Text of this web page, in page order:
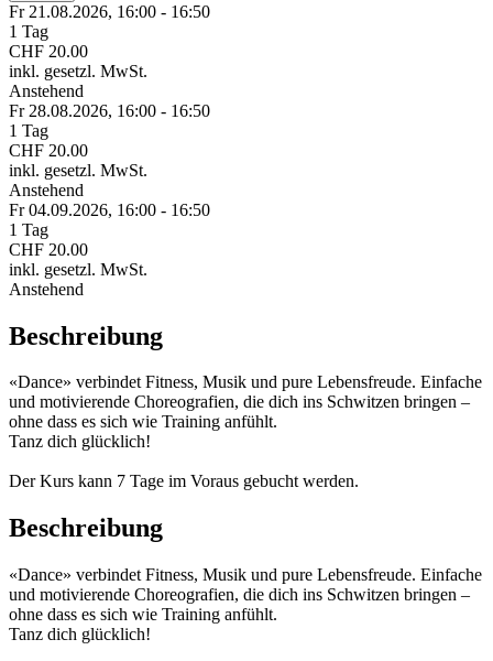
Fr 21.08.2026, 16:00 - 16:50
1 Tag
CHF 20.00
inkl. gesetzl. MwSt.
Anstehend
Fr 28.08.2026, 16:00 - 16:50
1 Tag
CHF 20.00
inkl. gesetzl. MwSt.
Anstehend
Fr 04.09.2026, 16:00 - 16:50
1 Tag
CHF 20.00
inkl. gesetzl. MwSt.
Anstehend
Beschreibung
«Dance» verbindet Fitness, Musik und pure Lebensfreude. Einfache
und motivierende Choreografien, die dich ins Schwitzen bringen –
ohne dass es sich wie Training anfühlt.
Tanz dich glücklich!
Der Kurs kann 7 Tage im Voraus gebucht werden.
Beschreibung
«Dance» verbindet Fitness, Musik und pure Lebensfreude. Einfache
und motivierende Choreografien, die dich ins Schwitzen bringen –
ohne dass es sich wie Training anfühlt.
Tanz dich glücklich!